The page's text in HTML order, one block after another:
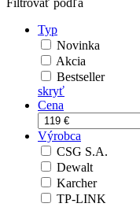
Filtrovať podľa
Typ
Novinka
Akcia
Bestseller
skryť
Cena
Výrobca
CSG S.A.
Dewalt
Karcher
TP-LINK